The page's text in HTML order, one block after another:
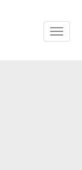
Toggle